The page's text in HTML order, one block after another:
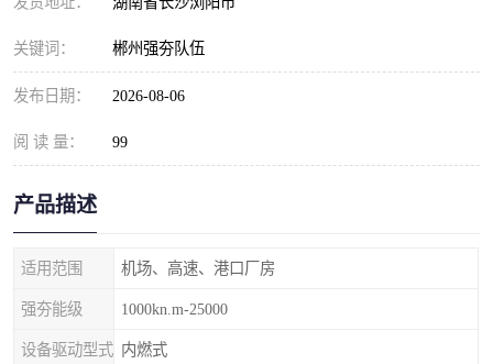
关键词： 郴州强夯队伍
发布日期： 2026-08-06
阅 读 量： 99
产品描述
适用范围 机场、高速、港口厂房
强夯能级 1000kn.m-25000
设备驱动型式 内燃式